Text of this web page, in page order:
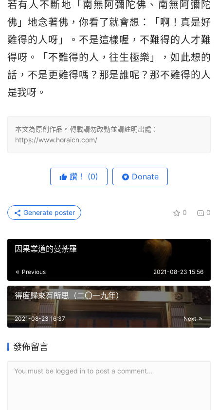
若有人不斷地「南無阿彌陀佛、南無阿彌陀
佛」地念著佛，你看了就會想：「啊！真是好
難得的人呀」。不是這樣喔，不難得的人才難
得呀。「不難得的人，往生極樂」，如此想的
話，不是更難得嗎？那是誰呢？那不難得的人
是我呀。
本文為原創作品。轉載請勿改動並請註明出處：
https://www.horaicn.com/
讚！ (0) Donate
0 0
Generate poster
因果業道的曼荼羅
Previous 2021-08-23 15:56
得度歸來有所思（二〇一九年）
Next
2021-08-23 16:37
發佈留言
You must be logged in to post a comment...